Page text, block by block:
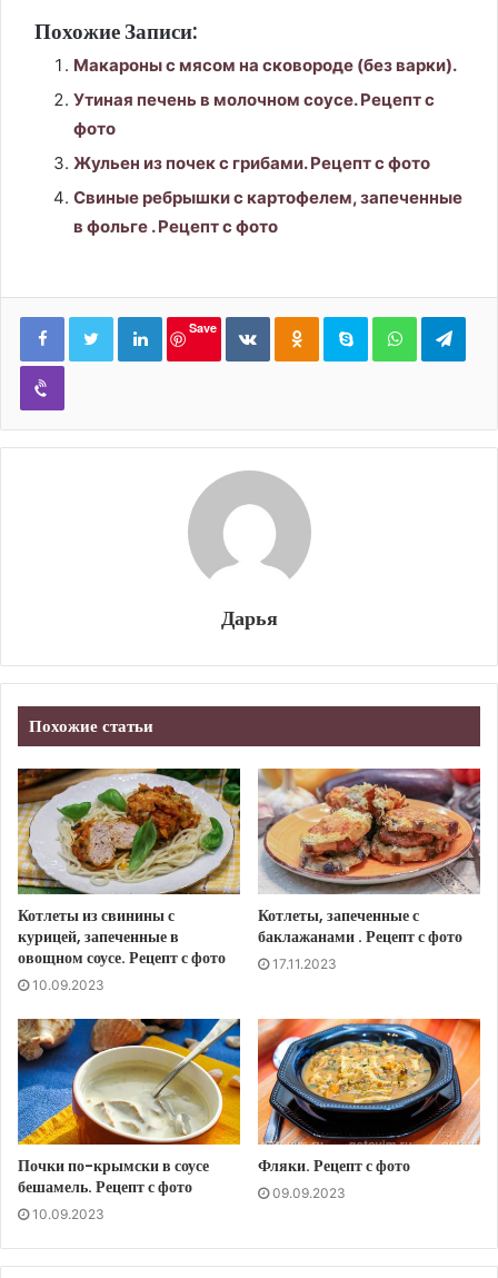
Похожие Записи:
Макароны с мясом на сковороде (без варки).
Утиная печень в молочном соусе. Рецепт с
фото
Жульен из почек с грибами. Рецепт с фото
Свиные ребрышки с картофелем, запеченные
в фольге . Рецепт с фото
LinkedIn
Save
ВконтактеОдноклассники
Skype WhatsApp
Viber
Дарья
Похожие статьи
Котлеты из свинины с
курицей, запеченные в
овощном соусе. Рецепт с фото
10.09.2023
Котлеты, запеченные с
баклажанами . Рецепт с фото
17.11.2023
Почки по-крымски в соусе
бешамель. Рецепт с фото
10.09.2023
Фляки. Рецепт с фото
09.09.2023